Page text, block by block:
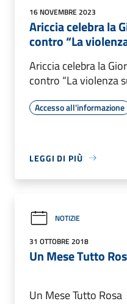
16 NOVEMBRE 2023
Ariccia celebra la
contro “La
Ariccia celebra la
contro “La violenza
Accesso all'informazione
LEGGI DI PIÙ
NOTIZIE
31 OTTOBRE 2018
Un Mese Tutto
Un Mese Tutto Rosa